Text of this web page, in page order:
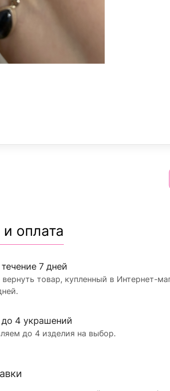
оплата
7 дней
товар, купленный в Интернет-
4 украшений
до 4 изделия на выбор.